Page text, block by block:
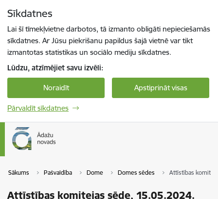
Sīkdatnes
Lai šī tīmekļvietne darbotos, tā izmanto obligāti nepieciešamās
sīkdatnes. Ar Jūsu piekrišanu papildus šajā vietnē var tikt
izmantotas statistikas un sociālo mediju sīkdatnes.
Lūdzu, atzīmējiet savu izvēli:
Noraidīt Apstiprināt visas
Pārvaldīt sīkdatnes
Sākums Pašvaldība Dome Domes sēdes Attīstības
Attīstības komitejas sēde, 15.05.2024.